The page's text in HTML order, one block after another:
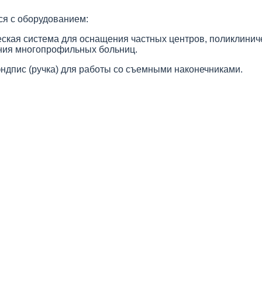
с оборудованием:
система для оснащения частных центров,
многопрофильных больниц.
(ручка) для работы со съемными наконечниками.